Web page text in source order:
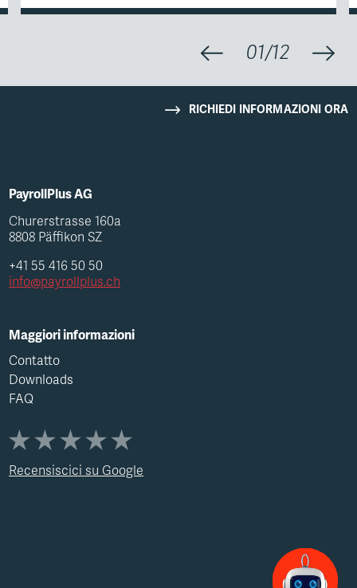
01/12
RICHIEDI INFORMAZIONI ORA
PayrollPlus AG
Churerstrasse 160a
8808 Päffikon SZ
+41 55 416 50 50
info@payrollplus.ch
Maggiori informazioni
Contatto
Downloads
FAQ
Recensiscici su Google